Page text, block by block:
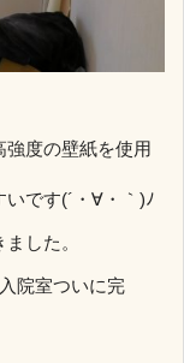
強度の壁紙を使用
です(´・∀・｀)ﾉ
した。
院室ついに完